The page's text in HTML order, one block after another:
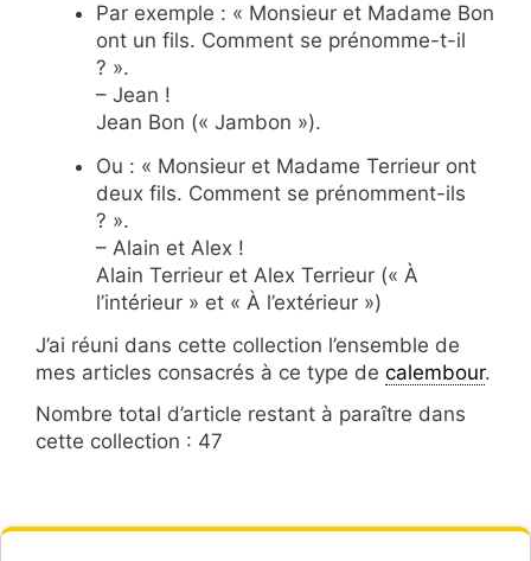
Par exemple : « Monsieur et Madame Bon
ont un fils. Comment se prénomme-t-il
? ».
– Jean !
Jean Bon (« Jambon »).
Ou : « Monsieur et Madame Terrieur ont
deux fils. Comment se prénomment-ils
? ».
– Alain et Alex !
Alain Terrieur et Alex Terrieur (« À
l’intérieur » et « À l’extérieur »)
J’ai réuni dans cette collection l’ensemble de
mes articles consacrés à ce type de calembour.
Nombre total d’article restant à paraître dans
cette collection : 47